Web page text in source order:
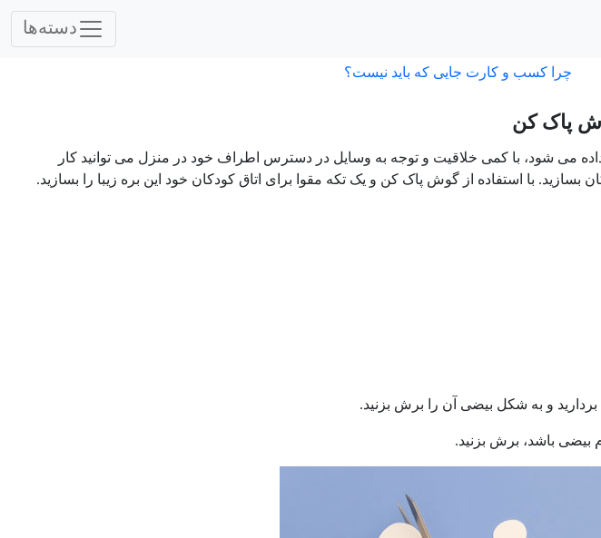
دسته‌ها
چرا کسب و کارت جایی که باید نیست؟
پاک کن
می شود، با کمی خلاقیت و توجه به وسایل در دسترس اطراف خود در منزل می توانید کار
بسازید. با استفاده از گوش پاک کن و یک تکه مقوا برای اتاق کودکان خود این بره زیبا را بسازید.
بردارید و به شکل بیضی آن را برش بزنید.
بیضی باشد، برش بزنید.